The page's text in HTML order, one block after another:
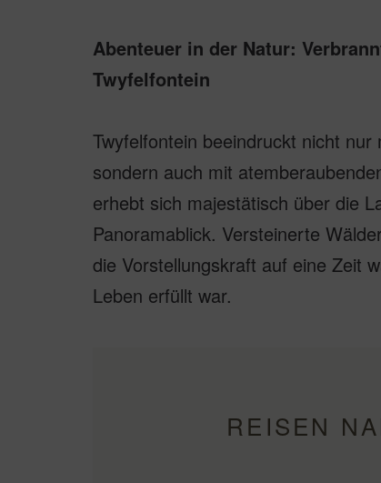
Abenteuer in der Natur:
Twyfelfontein
Twyfelfontein beeindruckt nicht
sondern auch mit
erhebt sich majestätisch über die
Panoramablick. Versteinerte
die Vorstellungskraft auf eine Zeit
Leben erfüllt war.
REISEN